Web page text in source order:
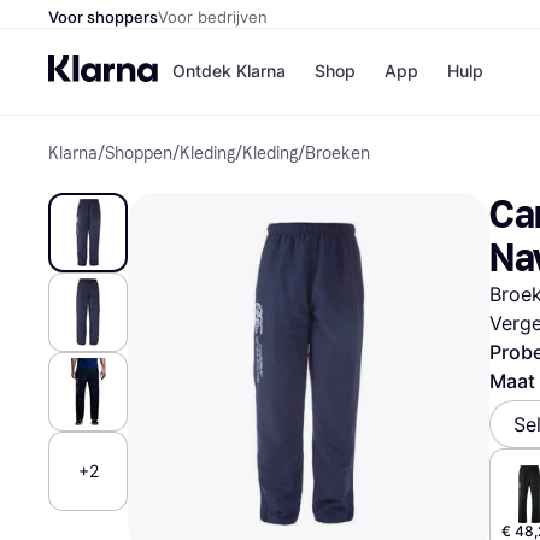
Voor shoppersVoor bedrijven
Ontdek Klarna Shop
Bol
H&M
App Hulp
Klarna/Shoppen/Kleding/Kleding/Broeken
+2
€